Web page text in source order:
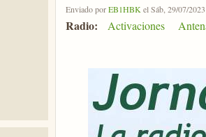
Enviado porEB1HBK el Sáb, 29/07/
Radio: Activaciones